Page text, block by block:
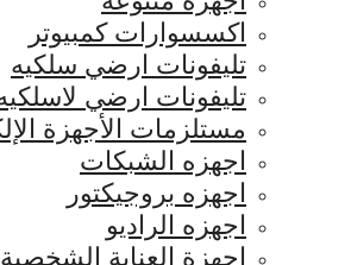
اكسسوارات كمبيوتر
تليفونات ارضي سلكيه
تليفونات ارضي
مستلزمات الأجهزة
اجهزه الشبكات
اجهزه بروجيكتور
اجهزه الراديو
اجهزة العناية الشخصية